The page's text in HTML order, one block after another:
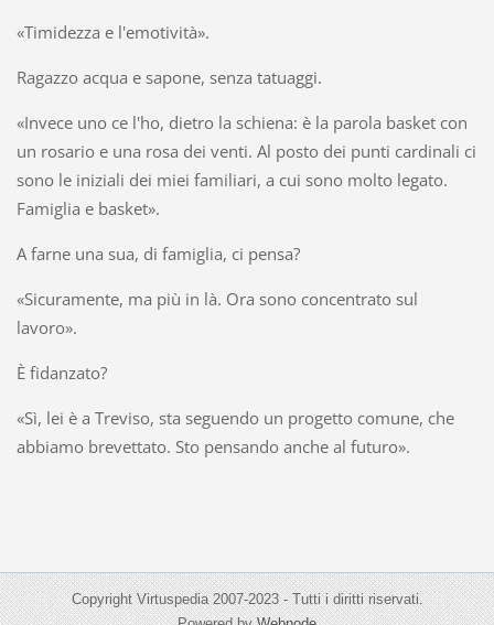
«Timidezza e l'emotività».
Ragazzo acqua e sapone, senza tatuaggi.
«Invece uno ce l'ho, dietro la schiena: è la parola basket con
un rosario e una rosa dei venti. Al posto dei punti cardinali ci
sono le iniziali dei miei familiari, a cui sono molto legato.
Famiglia e basket».
A farne una sua, di famiglia, ci pensa?
«Sicuramente, ma più in là. Ora sono concentrato sul
lavoro».
È fidanzato?
«Sì, lei è a Treviso, sta seguendo un progetto comune, che
abbiamo brevettato. Sto pensando anche al futuro».
Copyright Virtuspedia 2007-2023 - Tutti i diritti riservati.